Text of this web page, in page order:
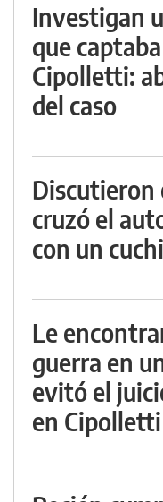
Investigan
que
Cipolletti:
del caso
Discutieron
cruzó el
con un
Le
guerra en
evitó el
en Cipolletti